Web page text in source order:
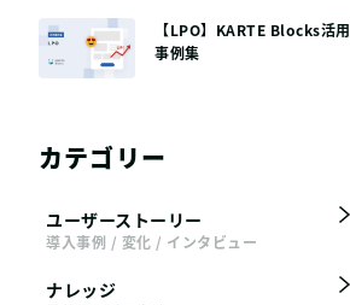
【LPO】KARTE Blocks活用
事例集
カテゴリー
ユーザーストーリー
導入事例 / 変化 / インタビュー
ナレッジ